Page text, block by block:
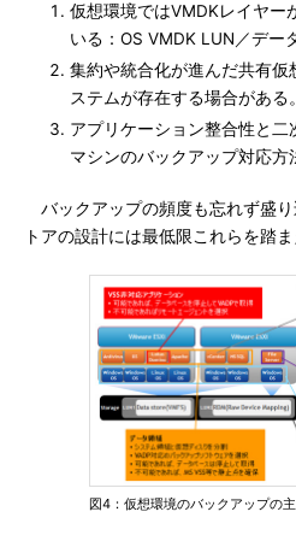
仮想環境ではVMDKレイヤー
いる：OS VMDK LUN／デー
集約や統合化が進んだ共有仮
ステムが存在する場合がある。
アプリケーション整合性と
マシンのバックアップ対応方
バックアップの頻度も忘れず盛
トアの設計には最低限これらを踏
図4：仮想環境のバックアップの